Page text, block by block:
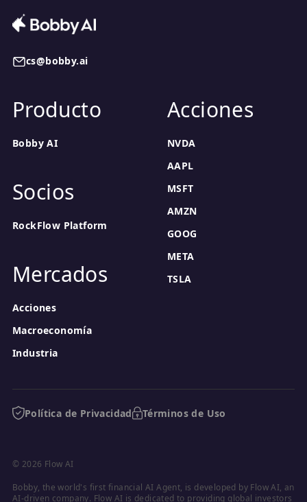
cs@bobby.ai
Producto
Bobby AI
Socios
RockFlow Platform
Mercados
Acciones
Macroeconomía
Industria
Acciones
NVDA
AAPL
MSFT
AMZN
GOOG
META
TSLA
Política de Privacidad Términos de Uso
© 2026 Flow AI
Bobby, the world's first financial AI Agent, is developed by Flow AI, an
AI-driven company. Flow AI is dedicated to providing global investors